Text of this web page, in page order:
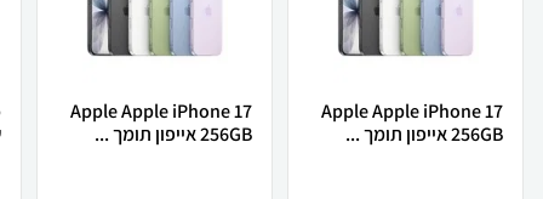
Apple Apple iPhone 17
256GB אייפון תומך ...
Apple Apple iPhone 17
256GB אייפון תומך ...